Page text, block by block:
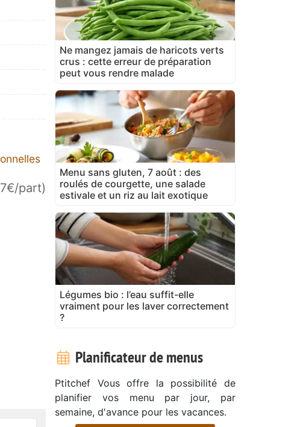
part)
Ne mangez jamais de haricots verts
crus : cette erreur de préparation
peut vous rendre malade
Menu sans gluten, 7 août : des
roulés de courgette, une salade
estivale et un riz au lait exotique
Légumes bio : l’eau suffit-elle
vraiment pour les laver correctement
?
Planificateur de menus
Ptitchef Vous offre la possibilité de
planifier vos menu par jour, par
semaine, d'avance pour les vacances.